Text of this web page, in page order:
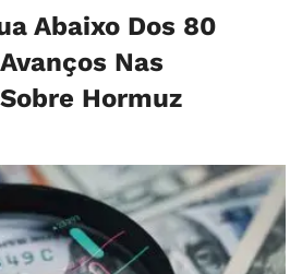
Abaixo Dos 80
Nas
Hormuz